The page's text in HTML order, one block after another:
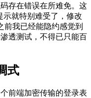
存在错误在所难免。这
示就特别难受了，修改
前我已经能隐约感觉到
透测试，不得已只能百
式
前端加密传输的登录表